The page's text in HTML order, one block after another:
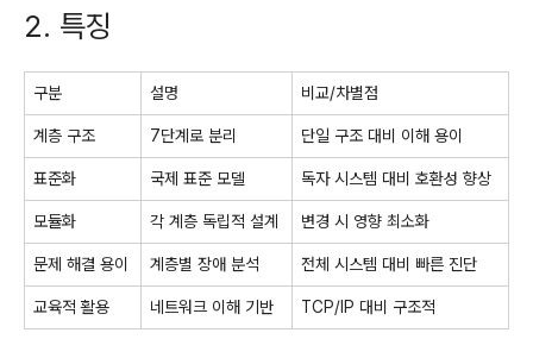
2. 특징
구분 설명 비교/차별점
계층 구조 7단계로 분리 단일 구조 대비 이해 용이
표준화 국제 표준 모델 독자 시스템 대비 호환성 향상
모듈화 각 계층 독립적 설계 변경 시 영향 최소화
문제 해결 용이 계층별 장애 분석 전체 시스템 대비 빠른 진단
교육적 활용 네트워크 이해 기반 TCP/IP 대비 구조적